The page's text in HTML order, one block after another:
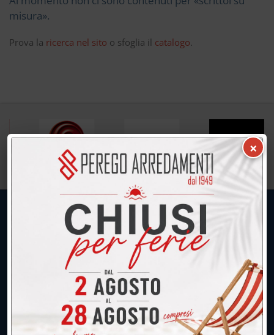
misura».
Prova la ricerca nel sito o sfoglia il catalogo.
UNICA SEDE: CALCO (Lecco)
039.677.2778
039.677.2778
×